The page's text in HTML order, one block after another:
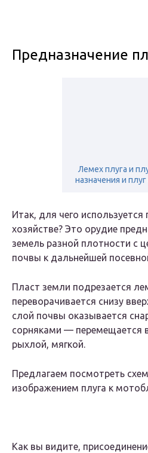
Предназначение
Лемех плуга и
назначения и
Итак, для чего используется
хозяйстве? Это орудие
земель разной плотности с
почвы к дальнейшей
Пласт земли подрезается
переворачивается снизу
слой почвы оказывается
сорняками — перемещается
рыхлой, мягкой.
Предлагаем посмотреть
изображением плуга к
Как вы видите,